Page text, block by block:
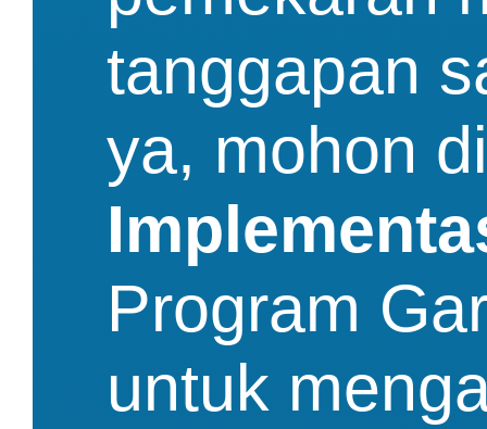
tanggapan
ya, mohon
Program
untuk